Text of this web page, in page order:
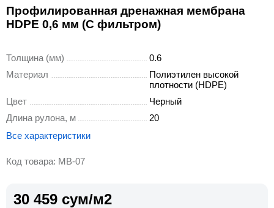
Профилированная дренажная мембрана
HDPE 0,6 мм (С фильтром)
Толщина (мм)
0.6
Материал
Полиэтилен высокой
плотности (HDPE)
Цвет
Черный
Длина рулона, м
20
Все характеристики
Код товара: MB-07
30 459 сум/м2